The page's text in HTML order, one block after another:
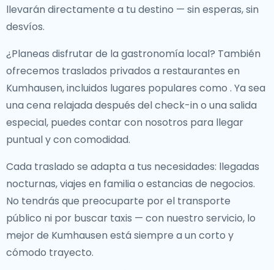
llevarán directamente a tu destino — sin esperas, sin
desvíos.
¿Planeas disfrutar de la gastronomía local? También
ofrecemos traslados privados a restaurantes en
Kumhausen, incluidos lugares populares como . Ya sea
una cena relajada después del check-in o una salida
especial, puedes contar con nosotros para llegar
puntual y con comodidad.
Cada traslado se adapta a tus necesidades: llegadas
nocturnas, viajes en familia o estancias de negocios.
No tendrás que preocuparte por el transporte
público ni por buscar taxis — con nuestro servicio, lo
mejor de Kumhausen está siempre a un corto y
cómodo trayecto.